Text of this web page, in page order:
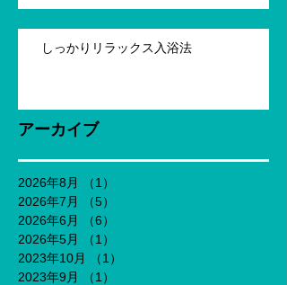
しっかりリラックス入浴法
アーカイブ
2026年8月 （1）
2026年7月
（5）
2026年6月
（6）
2026年5月
（1）
2023年10月
（1）
2023年9月
（1）